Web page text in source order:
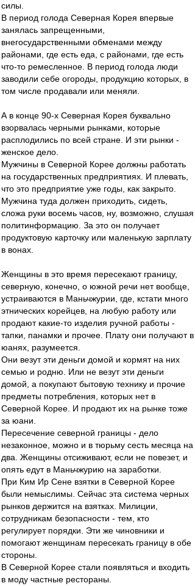
силы.
В период голода Северная Корея впервые
занялась запрещенными,
внегосударственными обменами между
районами, где есть еда, с районами, где есть
что-то ремесленное. В период голода люди
заводили себе огороды, продукцию которых, в
том числе продавали или меняли.
А в конце 90-х Северная Корея буквально
взорвалась черными рынками, которые
расплодились по всей стране. И эти рынки -
женское дело.
Мужчины в Северной Корее должны работать
на государственных предприятиях. И плевать,
что это предприятие уже годы, как закрыто.
Мужчина туда должен приходить, сидеть,
сложа руки восемь часов, ну, возможно, слушая
политинформацию. За это он получает
продуктовую карточку или маленькую зарплату
в вонах.
Женщины в это время пересекают границу,
северную, конечно, о южной речи нет вообще,
устраиваются в Маньчжурии, где, кстати много
этнических корейцев, на любую работу или
продают какие-то изделия ручной работы -
тапки, панамки и прочее. Плату они получают в
юанях, разумеется.
Они везут эти деньги домой и кормят на них
семью и родню. Или не везут эти деньги
домой, а покупают бытовую технику и прочие
предметы потребления, которых нет в
Северной Корее. И продают их на рынке тоже
за юани.
Пересечение северной границы - дело
незаконное, можно и в тюрьму сесть месяца на
два. Женщины отсиживают, если не повезет, и
опять едут в Маньчжурию на заработки.
При Ким Ир Сене взятки в Северной Корее
были немыслимы. Сейчас эта система черных
рынков держится на взятках. Милиции,
сотрудникам безопасности - тем, кто
регулирует порядки. Эти же чиновники и
помогают женщинам пересекать границу в обе
стороны.
В Северной Корее стали появляться и входить
в моду частные рестораны.